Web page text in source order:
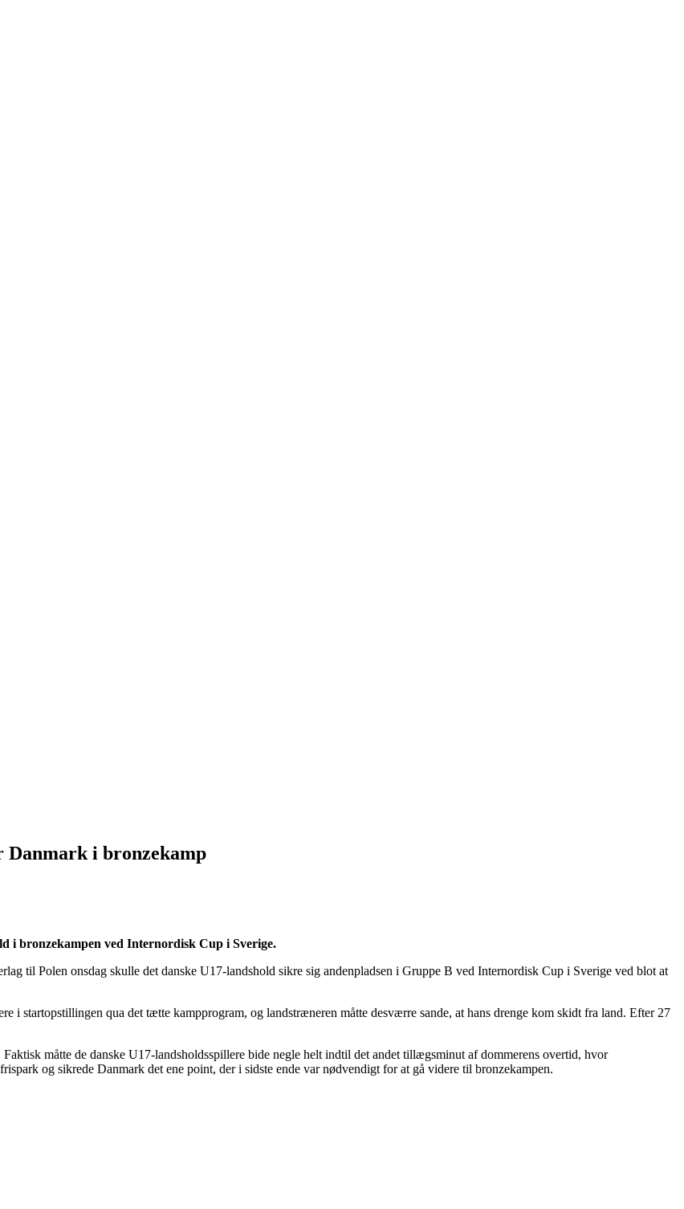
Danmark i bronzekamp
i bronzekampen ved Internordisk Cup i Sverige.
til Polen onsdag skulle det danske U17-landshold sikre sig andenpladsen i Gruppe B ved Internordisk Cup i Sverige ved blot at
i startopstillingen qua det tætte kampprogram, og landstræneren måtte desværre sande, at hans drenge kom skidt fra land. Efter 27
måtte de danske U17-landsholdsspillere bide negle helt indtil det andet tillægsminut af dommerens overtid, hvor
og sikrede Danmark det ene point, der i sidste ende var nødvendigt for at gå videre til bronzekampen.